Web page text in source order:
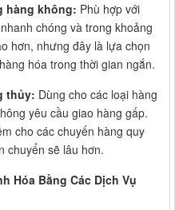
hàng không: Phù hợp với
chóng và trong khoảng
hơn, nhưng đây là lựa chọn
hóa trong thời gian ngắn.
thủy: Dùng cho các loại hàng
yêu cầu giao hàng gấp.
cho các chuyến hàng quy
chuyển sẽ lâu hơn.
Hóa Bằng Các Dịch Vụ